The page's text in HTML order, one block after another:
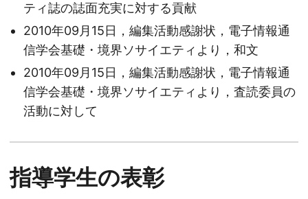
ティ誌の誌面充実に対する貢献
2010年09月15日，編集活動感謝状，電子情報通
信学会基礎・境界ソサイエティより，和文
2010年09月15日，編集活動感謝状，電子情報通
信学会基礎・境界ソサイエティより，査読委員の
活動に対して
指導学生の表彰